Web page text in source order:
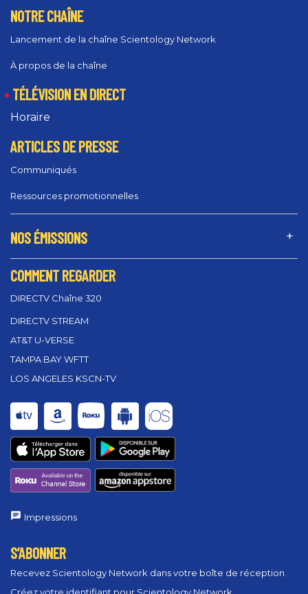
NOTRE CHAÎNE
Lancement de la chaîne Scientology Network
À propos de la chaîne
TÉLÉVISION EN DIRECT
Horaire
ARTICLES DE PRESSE
Communiqués
Ressources promotionnelles
NOS ÉMISSIONS
COMMENT REGARDER
DIRECTV Chaîne 320
DIRECTV STREAM
AT&T U-VERSE
TAMPA BAY WFTT
LOS ANGELES KSCN-TV
Impressions
S’ABONNER
Recevez Scientology Network dans votre boîte de réception
Créez votre identifiant pour Scientology Network